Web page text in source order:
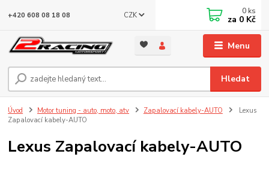
Menu
CZK
Hledat
+420 608 08 18 08 0 ks
za 0 Kč
Úvod Motor tuning - auto, moto, atv Zapalovací kabely-AUTO
Lexus
Zapalovací kabely-AUTO
Lexus Zapalovací kabely-AUTO